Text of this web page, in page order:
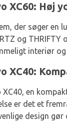
XC60: Høj
der søger en
og
interiør
XC40:
XC40, en
er det et
design